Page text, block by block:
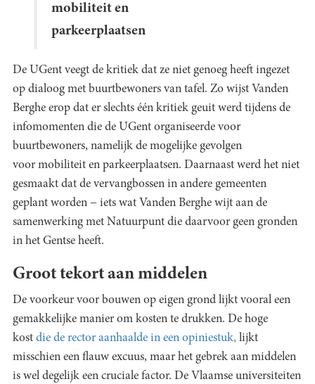
mobiliteit en
parkeerplaatsen
De UGent veegt de kritiek dat ze niet genoeg heeft ingezet
op dialoog met buurtbewoners van tafel. Zo wijst Vanden
Berghe erop dat er slechts één kritiek geuit werd tijdens de
infomomenten die de UGent organiseerde voor
buurtbewoners, namelijk de mogelijke gevolgen
voor mobiliteit en parkeerplaatsen. Daarnaast werd het niet
gesmaakt dat de vervangbossen in andere gemeenten
geplant worden − iets wat Vanden Berghe wijt aan de
samenwerking met Natuurpunt die daarvoor geen gronden
in het Gentse heeft.
Groot tekort aan middelen
De voorkeur voor bouwen op eigen grond lijkt vooral een
gemakkelijke manier om kosten te drukken. De hoge
kost die de rector aanhaalde in een opiniestuk, lijkt
misschien een flauw excuus, maar het gebrek aan middelen
is wel degelijk een cruciale factor. De Vlaamse universiteiten